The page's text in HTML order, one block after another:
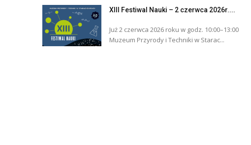
XIII Festiwal Nauki – 2 czerwca 2026r....
Już 2 czerwca 2026 roku w godz. 10:00–13:00
Muzeum Przyrody i Techniki w Starac...